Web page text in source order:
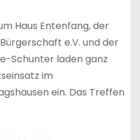
Haus Entenfang, der
e.V. und der
Schunter laden ganz
im
ein. Das Treffen